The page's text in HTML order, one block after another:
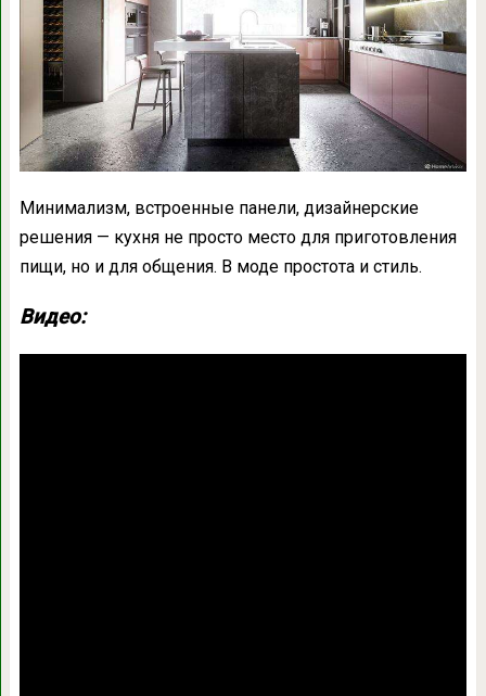
Минимализм, встроенные панели, дизайнерские
решения — кухня не просто место для приготовления
пищи, но и для общения. В моде простота и стиль.
Видео: